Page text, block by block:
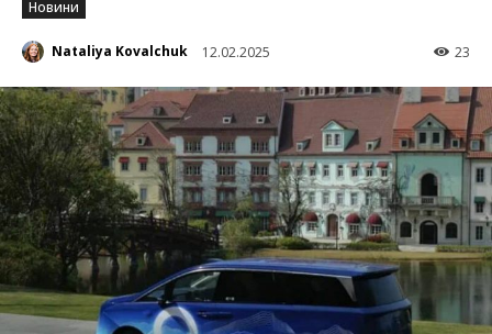
Новини
Nataliya Kovalchuk 12.02.2025 23